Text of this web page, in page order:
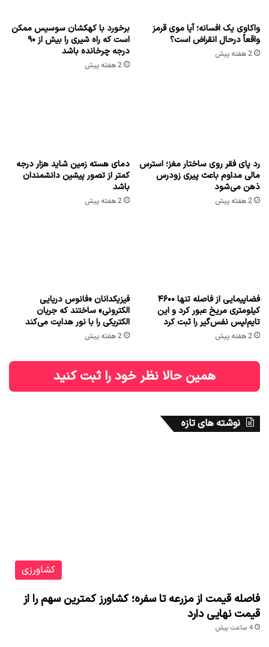
واکاوی یک افسانه؛ آیا موی قرمز
واقعاً درحال انقراض است؟
2 هفته پیش
برخورد با کهکشان سوسیس ممکن
است که راه شیری را بیش از ۹۰
درجه چرخانده باشد
2 هفته پیش
رد پای فقر روی ساختار مغز؛ استرس
مالی مداوم باعث پیری زودرس
ذهن می‌شود
2 هفته پیش
دمای هسته زمین شاید هزار درجه
کمتر از تصور پیشین دانشمندان
باشد
2 هفته پیش
فضاپیمایی از فاصله تنها ۴۶۰۰
کیلومتری مریخ عبور کرد و این
تایم‌لپس نفس‌گیر را ثبت کرد
2 هفته پیش
فیزیکدانان «فانوس دریایی
الکترونی» ساختند که جریان
الکتریکی را با نور هدایت می‌کند
2 هفته پیش
همین حالا نظر خود را ثبت کنید
نوشته های تازه
کشاورزی
فاصله قیمت از مزرعه تا سفره؛ کشاورز کمترین سهم را از
قیمت نهایی دارد
4 ساعت پیش